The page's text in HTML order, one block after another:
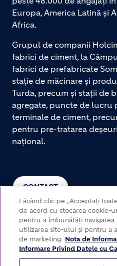
CONTACT
Europa, America Latină și
Africa.
Grupul de companii
fabrici de ciment, la
fabrici de prefabricate
stație de măcinare și
Turda, precum și stații de
agregate, puncte de lucru
terminale de ciment,
pentru pre-tratarea
național.
Făcând clic pe „Acceptați
de acord cu stocarea cookie-
pentru a îmbunătăți
utilizarea site-ului și pentru a
de marketing. Nota de
Informare Privind Datele cu